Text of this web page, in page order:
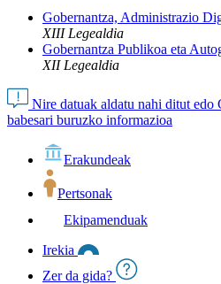
Gobernantza, Administrazio
XIII Legealdia
Gobernantza Publikoa eta
XII Legealdia
Nire datuak aldatu nahi ditut edo
babesari buruzko informazioa
Erakundeak
Pertsonak
Ekipamenduak
Irekia
Zer da gida?